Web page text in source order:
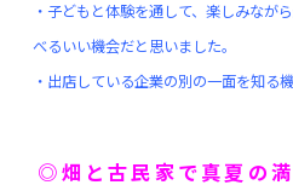
・子どもと体験を通して、楽しみなが
べるいい機会だと思いました。
・出店している企業の別の一面を知る
◎畑と古民家で真夏の